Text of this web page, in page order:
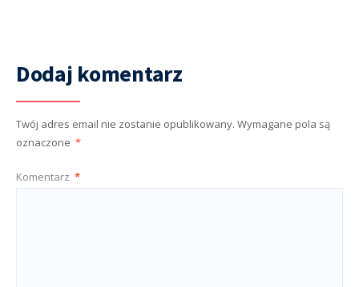
Dodaj komentarz
Twój adres email nie zostanie opublikowany. Wymagane pola są
oznaczone *
Komentarz *